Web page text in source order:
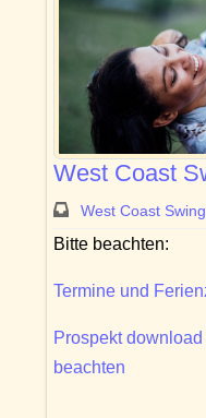
West Coast
West Coast Swing
Bitte beachten:
Termine und
Prospekt
beachten